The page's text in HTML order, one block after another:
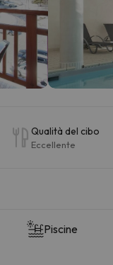
Qualità del cibo
Eccellente
Piscine